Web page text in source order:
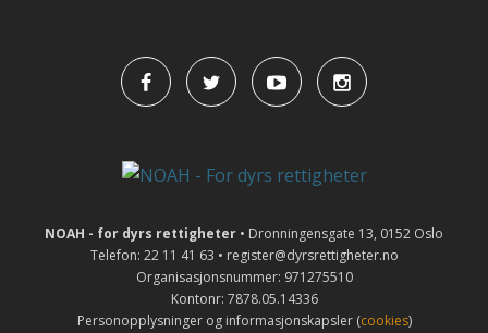
NOAH - for dyrs rettigheter • Dronningensgate 13, 0152 Oslo
Telefon: 22 11 41 63 • register@dyrsrettigheter.no
Organisasjonsnummer: 971275510
Kontonr: 7878.05.14336
Personopplysninger og informasjonskapsler (cookies)